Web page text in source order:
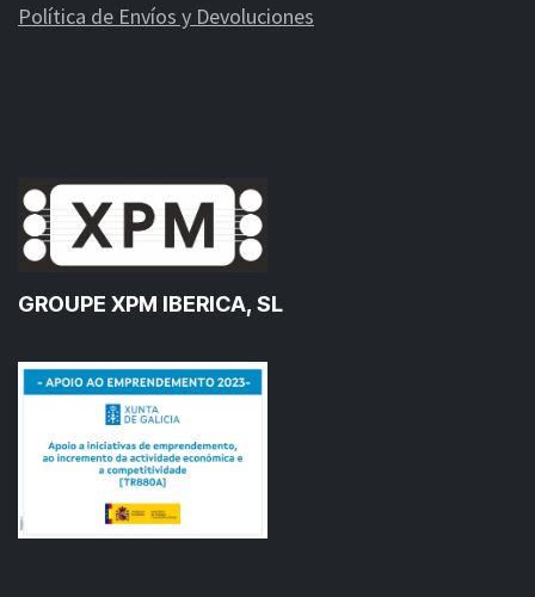
Política de Envíos y Devoluciones
GROUPE XPM IBERICA, SL